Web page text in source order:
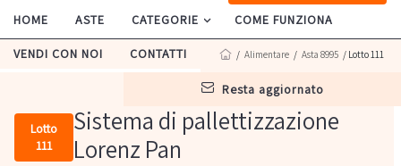
HOME ASTE CATEGORIE COME FUNZIONA
VENDI CON NOI CONTATTI
resta aggiornato
/ Alimentare / Asta 8995 / Lotto 111
Lotto
111
Sistema di pallettizzazione
Lorenz Pan